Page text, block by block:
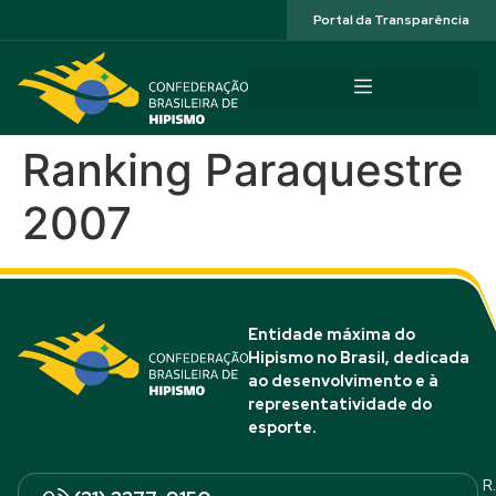
Portal da Transparência
Ranking Paraquestre
2007
Entidade máxima do
Hipismo no Brasil, dedicada
ao desenvolvimento e à
representatividade do
esporte.
R.